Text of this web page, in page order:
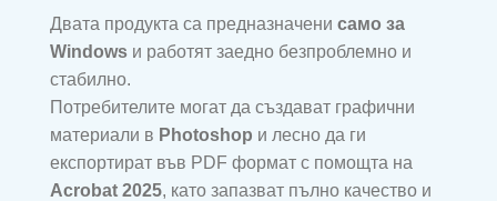
Двата продукта са предназначени само за
Windows и работят заедно безпроблемно и
стабилно.
Потребителите могат да създават графични
материали в Photoshop и лесно да ги
експортират във PDF формат с помощта на
Acrobat 2025, като запазват пълно качество и